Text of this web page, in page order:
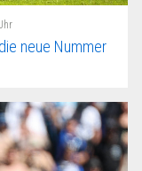
neue Nummer